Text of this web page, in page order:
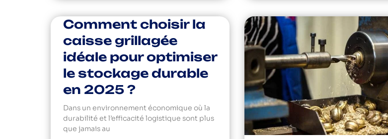
Comment choisir la
caisse grillagée
idéale pour optimiser
le stockage durable
en 2025 ?
Dans un environnement économique où la
durabilité et l’efficacité logistique sont plus
que jamais au